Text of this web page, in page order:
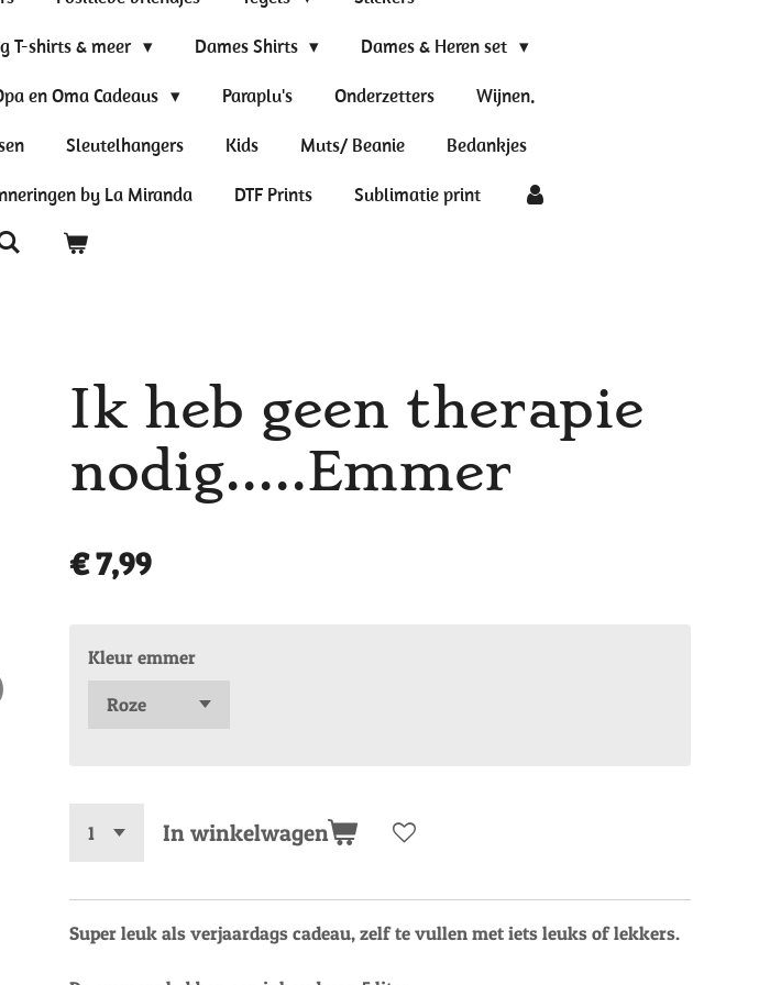
T-shirts & meer Dames Shirts Dames & Heren set
en Oma Cadeaus Paraplu's Onderzetters Wijnen.
Sleutelhangers Kids Muts/ Beanie Bedankjes
by La Miranda DTF Prints Sublimatie print
Ik heb geen therapie
nodig.....Emmer
€ 7,99
Kleur emmer
In winkelwagen
Super leuk als verjaardags cadeau, zelf te vullen met iets leuks of lekkers.